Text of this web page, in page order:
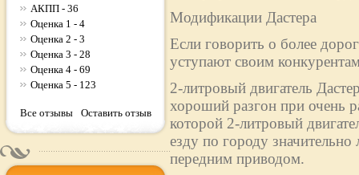
АКПП - 36
Оценка 1 - 4
Оценка 2 - 3
Оценка 3 - 28
Оценка 4 - 69
Оценка 5 - 123
Все отзывы Оставить отзыв
Модификации Дастера
Если говорить о более
уступают своим
2-литровый двигатель
хороший разгон при очень
которой 2-литровый
езду по городу
передним приводом.